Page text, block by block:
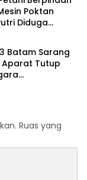
Poktan
Diduga
Batam Sarang
Tutup
Ruas yang